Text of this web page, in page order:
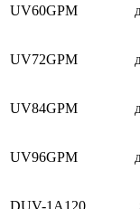
UV60GPM
UV72GPM
UV84GPM
UV96GPM